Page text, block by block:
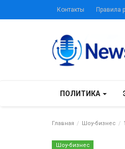
Контакты Правила
ПОЛИТИКА
Главная Шоу-бизнес
Шоу-бизнес